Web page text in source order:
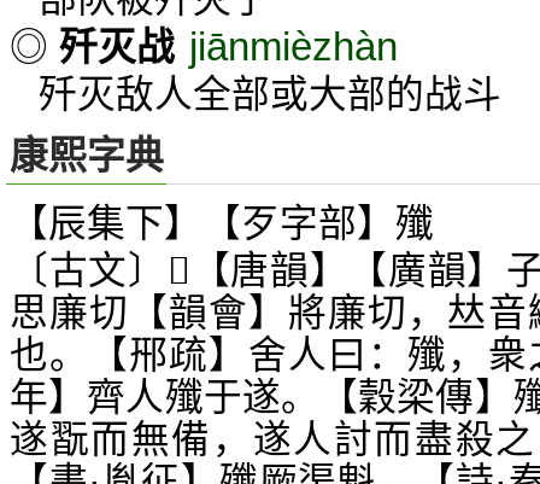
◎ 歼灭战 jiānmièzhàn
歼灭敌人全部或大部的战斗
康熙字典
【辰集下】【歹字部】殲
〔古文〕
𣨦
【唐韻】【廣韻】
思廉切【韻會】將廉切， 𠀤音
也。【郉疏】舍人曰：殲，
年】齊人殲于遂。【穀梁傳】
遂翫而無備，遂人討而盡殺